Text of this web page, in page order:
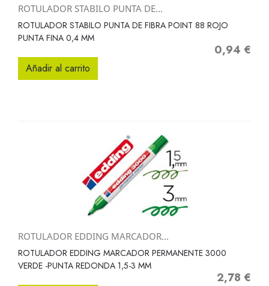
ROTULADOR STABILO PUNTA DE...
ROTULADOR STABILO PUNTA DE FIBRA POINT 88 ROJO
PUNTA FINA 0,4 MM
Precio
0,94 €
Añadir al carrito
ROTULADOR EDDING MARCADOR...
ROTULADOR EDDING MARCADOR PERMANENTE 3000
VERDE -PUNTA REDONDA 1,5-3 MM
Precio
2,78 €